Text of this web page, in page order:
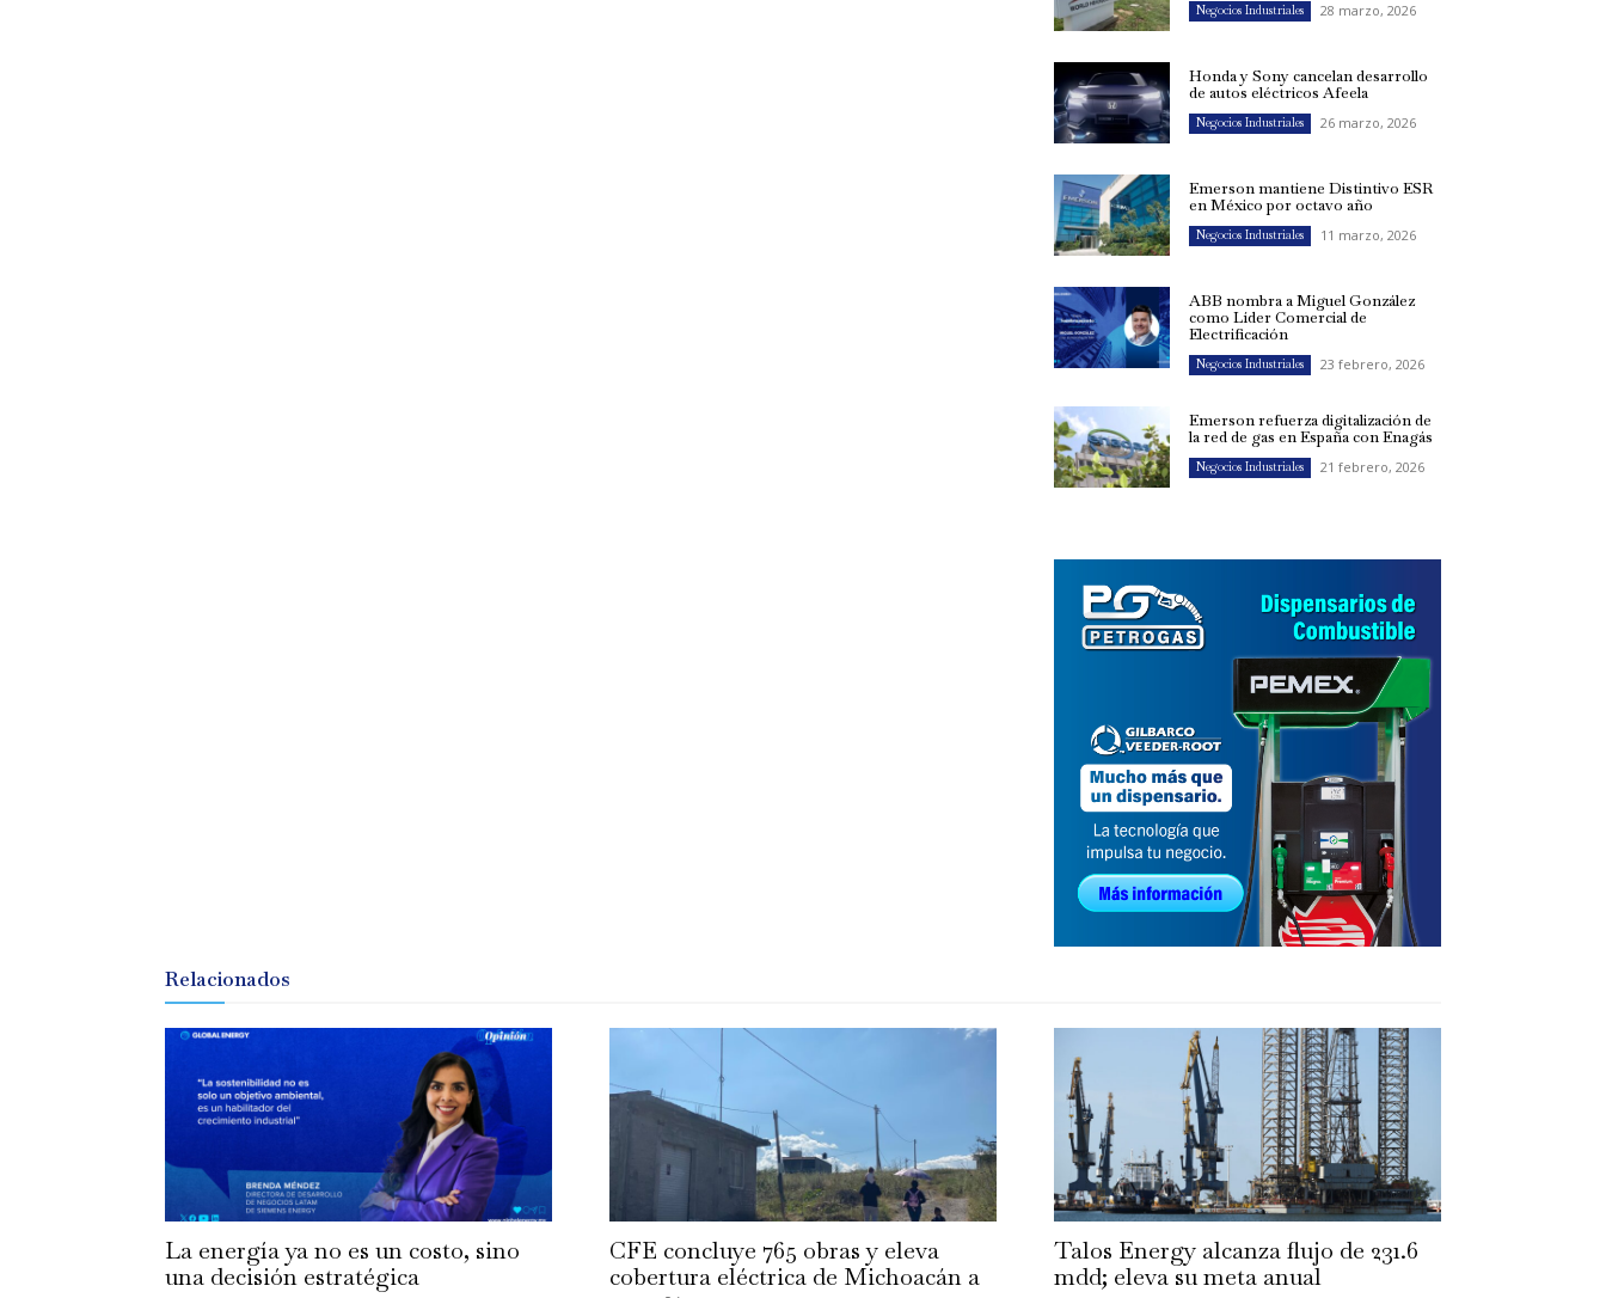
Negocios Industriales 28 marzo, 2026
Honda y Sony cancelan desarrollo
de autos eléctricos Afeela
Negocios Industriales 26 marzo, 2026
Emerson mantiene Distintivo ESR
en México por octavo año
Negocios Industriales 11 marzo, 2026
ABB nombra a Miguel González
como Líder Comercial de
Electrificación
Negocios Industriales 23 febrero, 2026
Emerson refuerza digitalización de
la red de gas en España con Enagás
Negocios Industriales 21 febrero, 2026
Relacionados
La energía ya no es un costo, sino
una decisión estratégica
CFE concluye 765 obras y eleva
cobertura eléctrica de Michoacán a
Talos Energy alcanza flujo de 231.6
mdd; eleva su meta anual